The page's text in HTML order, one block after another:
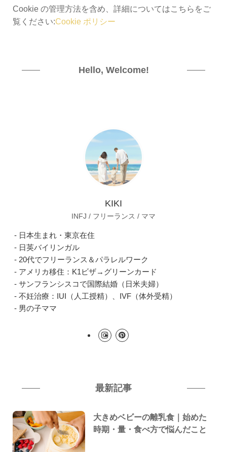
Cookie の管理方法を含め、詳細についてはこちらをご
覧ください:Cookie ポリシー
Hello, Welcome!
KIKI
INFJ / フリーランス / ママ
- 日本生まれ・東京在住
- 日英バイリンガル
- 20代でフリーランス＆パラレルワーク
- アメリカ移住：K1ビザ→グリーンカード
- サンフランシスコで国際結婚（日米夫婦）
- 不妊治療：IUI（人工授精）、IVF（体外受精）
- 男の子ママ
最新記事
大きめベビーの離乳食｜始めた
時期・量・食べ方で悩んだこと